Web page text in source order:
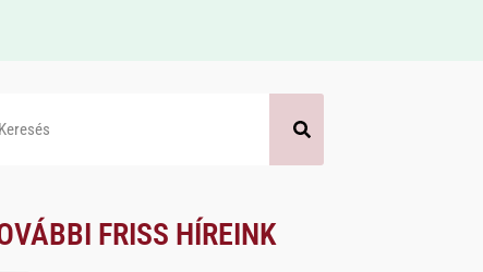
FRISS HÍREINK